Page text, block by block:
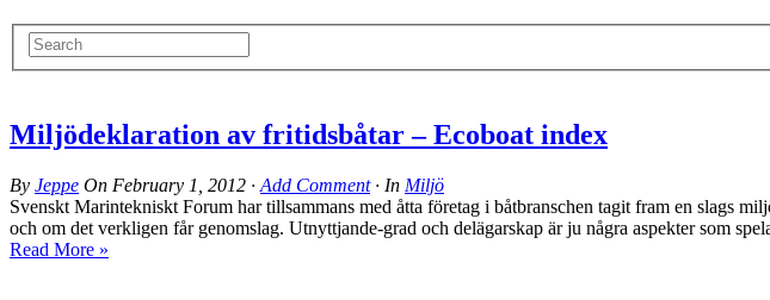
Miljödeklaration av fritidsbåtar – Ecoboat index
By Jeppe On February 1, 2012 · Add Comment· In Miljö
Svenskt Marintekniskt Forum har tillsammans med åtta företag i båtbranschen tagit fram en slags
och om det verkligen får genomslag. Utnyttjande-grad och delägarskap är ju några aspekter som
Read More »